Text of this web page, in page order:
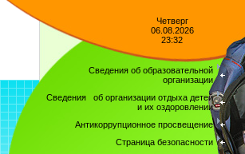
Четверг
06.08.2026
23:32
Сведения об образовательной
организации
Сведения об организации отдыха детей
и их оздоровлении
Антикоррупционное просвещение
Страница безопасности